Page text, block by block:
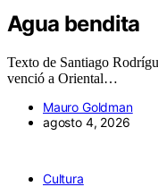
Agua bendita
Texto de Santiago
venció a Oriental…
Mauro Goldman
agosto 4, 2026
Cultura